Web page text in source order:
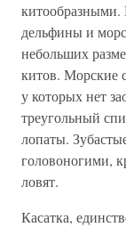
китообразными.
дельфины и
небольших
китов. Морские
у которых нет
треугольный
лопаты.
головоногими,
ловят.
Касатка,